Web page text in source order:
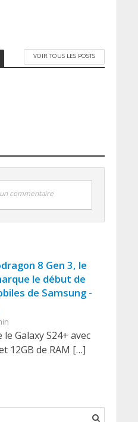
VOIR TOUS LES POSTS
commentaire
8 Gen 3, le
le début de
de Samsung -
Galaxy S24+ avec
12GB de RAM […]